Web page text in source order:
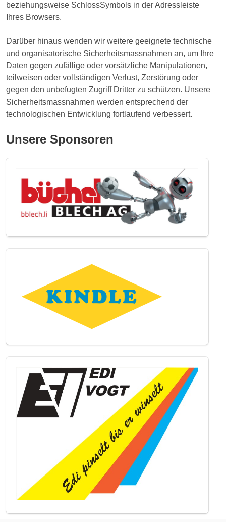
beziehungsweise SchlossSymbols in der Adressleiste
Ihres Browsers.
Darüber hinaus wenden wir weitere geeignete technische
und organisatorische Sicherheitsmassnahmen an, um Ihre
Daten gegen zufällige oder vorsätzliche Manipulationen,
teilweisen oder vollständigen Verlust, Zerstörung oder
gegen den unbefugten Zugriff Dritter zu schützen. Unsere
Sicherheitsmassnahmen werden entsprechend der
technologischen Entwicklung fortlaufend verbessert.
Unsere Sponsoren